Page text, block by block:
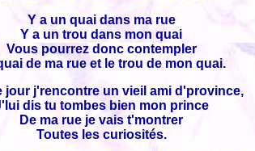
Y a un quai dans ma rue
Y a un trou dans mon quai
Vous pourrez donc contempler
de ma rue et le trou de mon quai.
jour j'rencontre un vieil ami d'province,
dis tu tombes bien mon prince
De ma rue je vais t'montrer
Toutes les curiosités.